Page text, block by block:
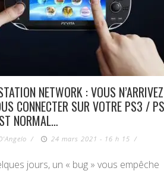
NETWORK : VOUS N’ARRIVEZ
CONNECTER SUR VOTRE PS3 / PS
NORMAL…
/ 24 mars 2021 - 16 h 15 /
jours, un « bug » vous empêche